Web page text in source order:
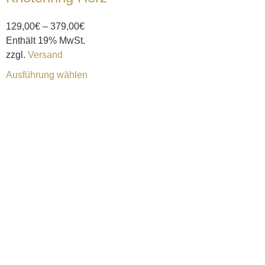
129,00€ – 379,00€
Enthält 19% MwSt.
zzgl. Versand
Ausführung wählen